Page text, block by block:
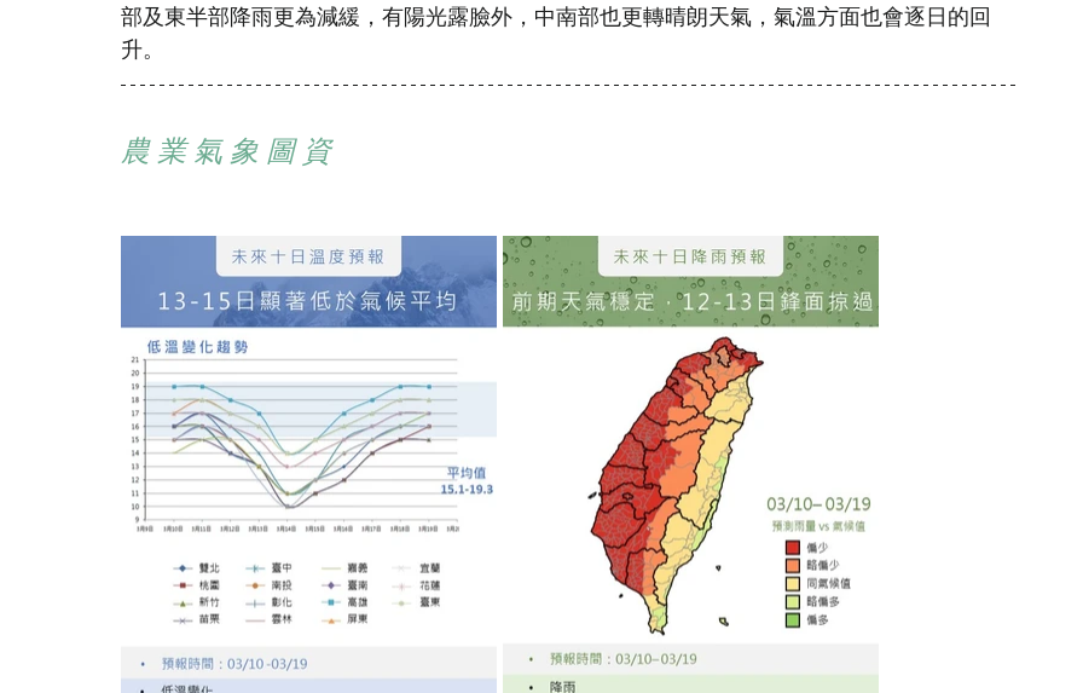
部及東半部降雨更為減緩，有陽光露臉外，中南部也更轉晴朗天氣，氣溫方面也會逐日的回
升。
農 業 氣 象 圖 資